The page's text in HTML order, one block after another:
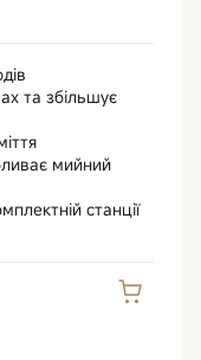
та збільшує
мийний
станції